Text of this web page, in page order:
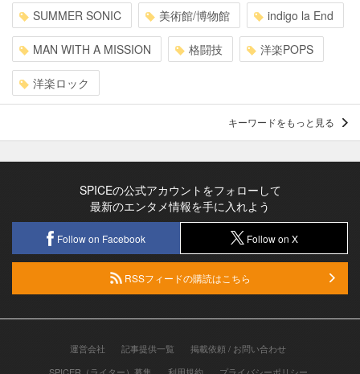
SUMMER SONIC 美術館/博物館 indigo la End
MAN WITH A MISSION 格闘技 洋楽POPS
洋楽ロック
キーワードをもっと見る
SPICEの公式アカウントをフォローして
最新のエンタメ情報を手に入れよう
Follow on Facebook Follow on X
RSSフィードの購読はこちら
運営会社 記事提供一覧
掲載依頼 / お問い合わせ